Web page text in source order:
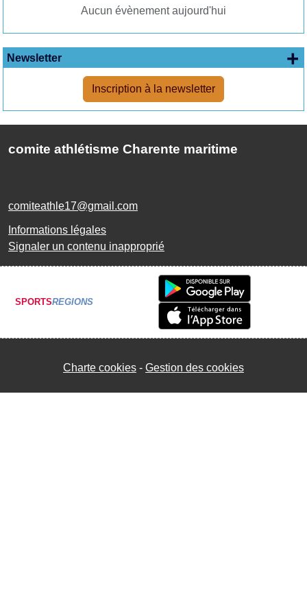
Aucun évènement aujourd'hui
Newsletter
Inscription à la newsletter
+
comite athlétisme Charente maritime
comiteathle17@gmail.com
Informations légales
Signaler un contenu inapproprié
SPORTSREGIONS
Charte cookies Gestion des cookies